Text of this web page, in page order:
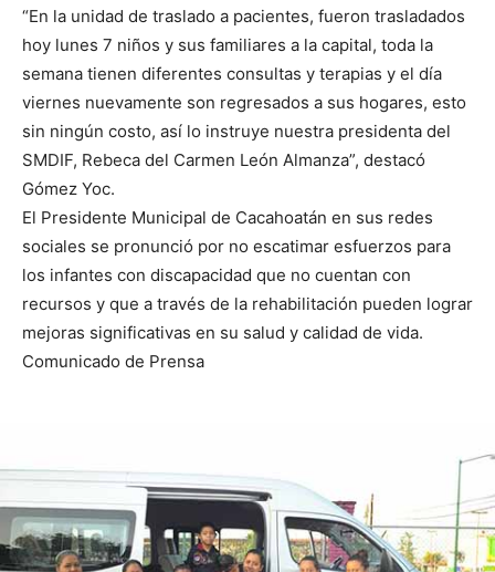
“En la unidad de traslado a pacientes, fueron trasladados
hoy lunes 7 niños y sus familiares a la capital, toda la
semana tienen diferentes consultas y terapias y el día
viernes nuevamente son regresados a sus hogares, esto
sin ningún costo, así lo instruye nuestra presidenta del
SMDIF, Rebeca del Carmen León Almanza”, destacó
Gómez Yoc.
El Presidente Municipal de Cacahoatán en sus redes
sociales se pronunció por no escatimar esfuerzos para
los infantes con discapacidad que no cuentan con
recursos y que a través de la rehabilitación pueden lograr
mejoras significativas en su salud y calidad de vida.
Comunicado de Prensa